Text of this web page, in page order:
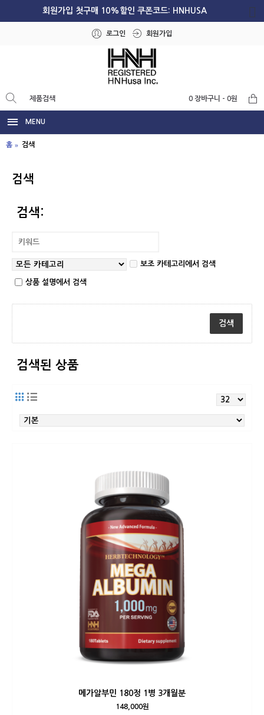
회원가입 첫구매 10%할인 쿠폰코드: HNHUSA
로그인 회원가입
0 장바구니 - 0원
MENU
홈 검색
검색
검색:
보조 카테고리에서 검색
상품 설명에서 검색
검색된 상품
메가알부민 180정 1병 3개월분
148,000원